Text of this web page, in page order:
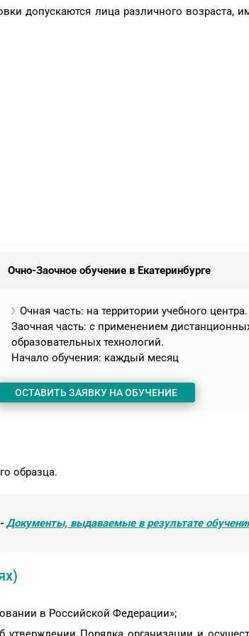
допускаются лица различного возраста,
Очно-Заочное обучение в Екатеринбурге
Очная часть: на территории учебного центра.
Заочная часть: с применением
образовательных технологий.
Начало обучения: каждый месяц
ОСТАВИТЬ ЗАЯВКУ НА ОБУЧЕНИЕ
образца.
Документы, выдаваемые в результате
в Российской Федерации»;